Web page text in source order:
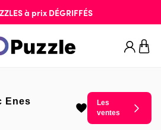
à prix DÉGRIFFÉS
Enes
Les
ventes